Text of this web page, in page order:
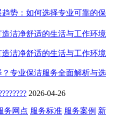
势：如何选择专业可靠的保
洁净舒适的生活与工作环境
洁净舒适的生活与工作环境
专业保洁服务全面解析与选
2026-04-26
务网点 服务标准 服务案例 新